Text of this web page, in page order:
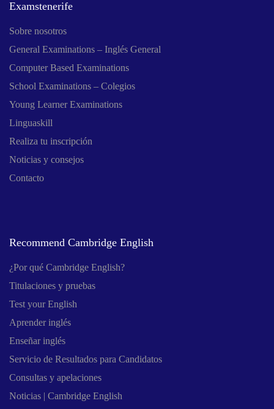
Examstenerife
Sobre nosotros
General Examinations – Inglés General
Computer Based Examinations
School Examinations – Colegios
Young Learner Examinations
Linguaskill
Realiza tu inscripción
Noticias y consejos
Contacto
Recommend Cambridge English
¿Por qué Cambridge English?
Titulaciones y pruebas
Test your English
Aprender inglés
Enseñar inglés
Servicio de Resultados para Candidatos
Consultas y apelaciones
Noticias | Cambridge English